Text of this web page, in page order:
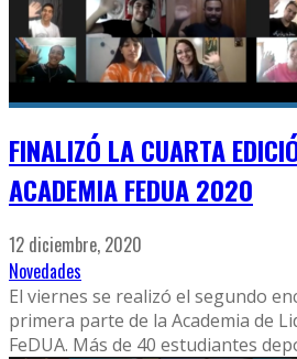
FINALIZÓ LA CUARTA
ACADEMIA FEDUA 2020
12 diciembre, 2020
Novedades
El viernes se realizó el segundo
primera parte de la Academia de
FeDUA. Más de 40 estudiantes